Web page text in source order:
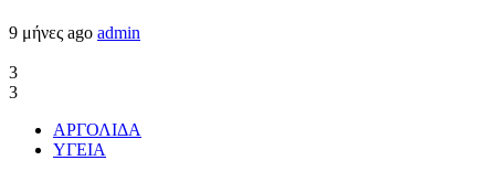
9 μήνες ago admin
3
3
ΑΡΓΟΛΙΔΑ
ΥΓΕΙΑ